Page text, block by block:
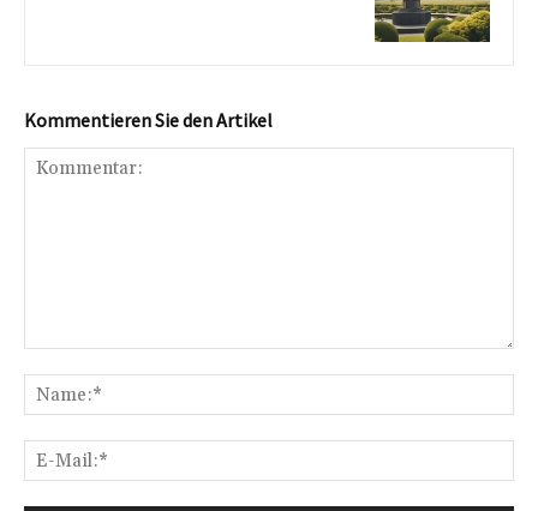
Kommentieren Sie den Artikel